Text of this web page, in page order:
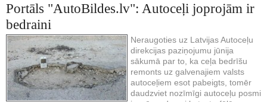
Portāls "AutoBildes.lv": Autoceļi joprojām ir
bedraini
Neraugoties uz Latvijas Autoceļu
direkcijas paziņojumu jūnija
sākumā par to, ka ceļa bedrīšu
remonts uz galvenajiem valsts
autoceļiem esot pabeigts, tomēr
daudzviet nozīmīgi autoceļu posmi